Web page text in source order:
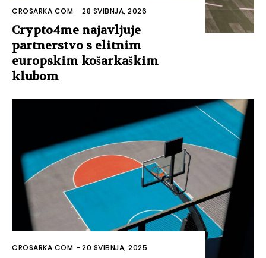
CROSARKA.COM -28 SVIBNJA, 2026
Crypto4me najavljuje
partnerstvo s elitnim
europskim košarkaškim
klubom
CROSARKA.COM -20 SVIBNJA, 2025